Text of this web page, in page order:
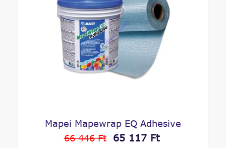
Mapei Mapewrap EQ Adhesive
66 446 Ft
65 117 Ft